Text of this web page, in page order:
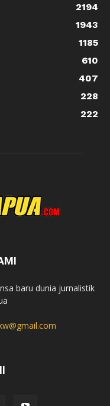
2194
1943
1185
610
407
228
222
baru dunia jurnalistik